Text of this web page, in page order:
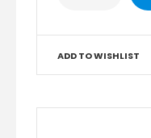
ADD TO WISHLIST